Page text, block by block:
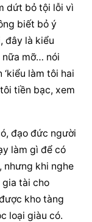
dứt bỏ tội lỗi vì
biết bỏ ý
đây là kiểu
nữa mỡ… nói
làm tôi hai
tiền bạc, xem
đạo đức người
làm gì để có
nhưng khi nghe
gia tài cho
kho tàng
loại giàu có.